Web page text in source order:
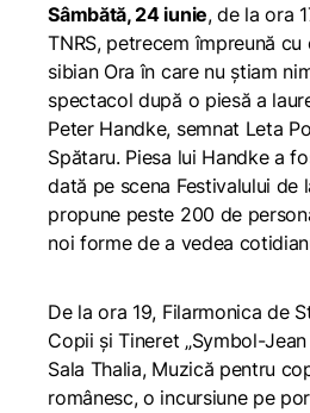
Sâmbătă, 24 iunie, de la ora
TNRS, petrecem împreună
sibian Ora în care nu știam
spectacol după o piesă a
Peter Handke, semnat Leta
Spătaru. Piesa lui Handke a
dată pe scena Festivalului de
propune peste 200 de
noi forme de a vedea
De la ora 19, Filarmonica de
Copii și Tineret „Symbol-
Sala Thalia, Muzică pentru
românesc, o incursiune pe